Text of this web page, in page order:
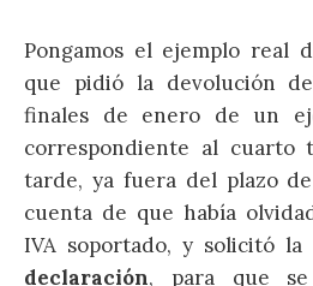
Pongamos el ejemplo real
que pidió la devolución
finales de enero de un
correspondiente al cuarto
tarde, ya fuera del plazo
cuenta de que había
IVA soportado, y solicitó la
declaración, para que se